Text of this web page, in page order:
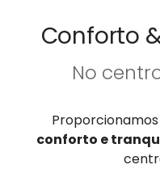
Conforto
No
conforto e